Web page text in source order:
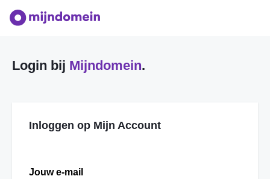
Login bij Mijndomein.
Inloggen op Mijn Account
Jouw e-mail